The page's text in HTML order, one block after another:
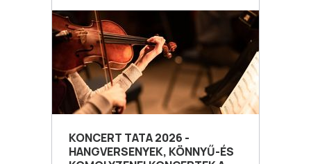
KONCERT TATA 2026 -
HANGVERSENYEK, KÖNNYŰ-ÉS